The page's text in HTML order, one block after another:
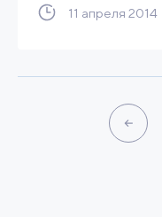
11 апреля 2014